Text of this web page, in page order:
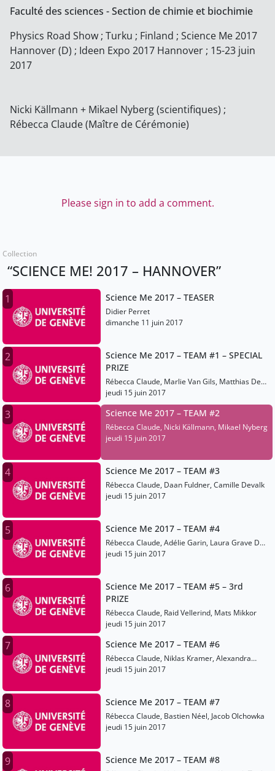
Faculté des sciences - Section de chimie et biochimie
Physics Road Show ; Turku ; Finland ; Science Me 2017
Hannover (D) ; Ideen Expo 2017 Hannover ; 15-23 juin
2017
Nicki Källmann + Mikael Nyberg (scientifiques) ;
Rébecca Claude (Maître de Cérémonie)
Please sign in to add a comment.
Collection
“SCIENCE ME! 2017 – HANNOVER”
1 Science Me 2017 – TEASER
Didier Perret
dimanche 11 juin 2017
2
Science Me 2017 – TEAM #1 – SPECIAL
PRIZE
Rébecca Claude, Marlie Van Gils, Matthias De
Bot
jeudi 15 juin 2017
3 Science Me 2017 – TEAM #2
Rébecca Claude, Nicki Källmann, Mikael Nyberg
jeudi 15 juin 2017
4 Science Me 2017 – TEAM #3
Rébecca Claude, Daan Fuldner, Camille Devalk
jeudi 15 juin 2017
5 Science Me 2017 – TEAM #4
Rébecca Claude, Adélie Garin, Laura Grave De
Peralta
jeudi 15 juin 2017
6
Science Me 2017 – TEAM #5 – 3rd
PRIZE
Rébecca Claude, Raid Vellerind, Mats Mikkor
jeudi 15 juin 2017
7 Science Me 2017 – TEAM #6
Rébecca Claude, Niklas Kramer, Alexandra
Wald
jeudi 15 juin 2017
8 Science Me 2017 – TEAM #7
Rébecca Claude, Bastien Néel, Jacob Olchowka
jeudi 15 juin 2017
9 Science Me 2017 – TEAM #8